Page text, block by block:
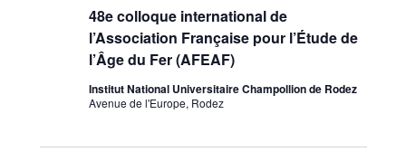
48e colloque international de
l’Association Française pour l’Étude de
l’Âge du Fer (AFEAF)
Institut National Universitaire Champollion de Rodez
Avenue de l'Europe, Rodez